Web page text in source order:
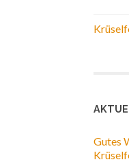
Gutes